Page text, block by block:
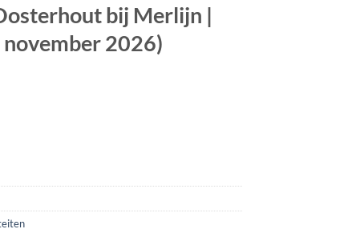
bij Merlijn |
2026)
| 18+ (Woensdag 4 november 2026) aantal